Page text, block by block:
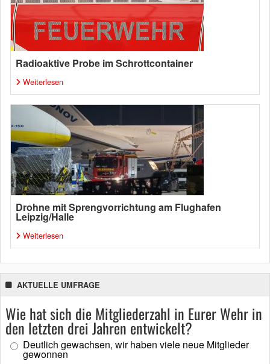
Radioaktive Probe im Schrottcontainer
Weiterlesen
Drohne mit Sprengvorrichtung am Flughafen
Leipzig/Halle
Weiterlesen
AKTUELLE UMFRAGE
Wie hat sich die Mitgliederzahl in Eurer Wehr in
den letzten drei Jahren entwickelt?
Deutlich gewachsen, wir haben viele neue Mitglieder
gewonnen